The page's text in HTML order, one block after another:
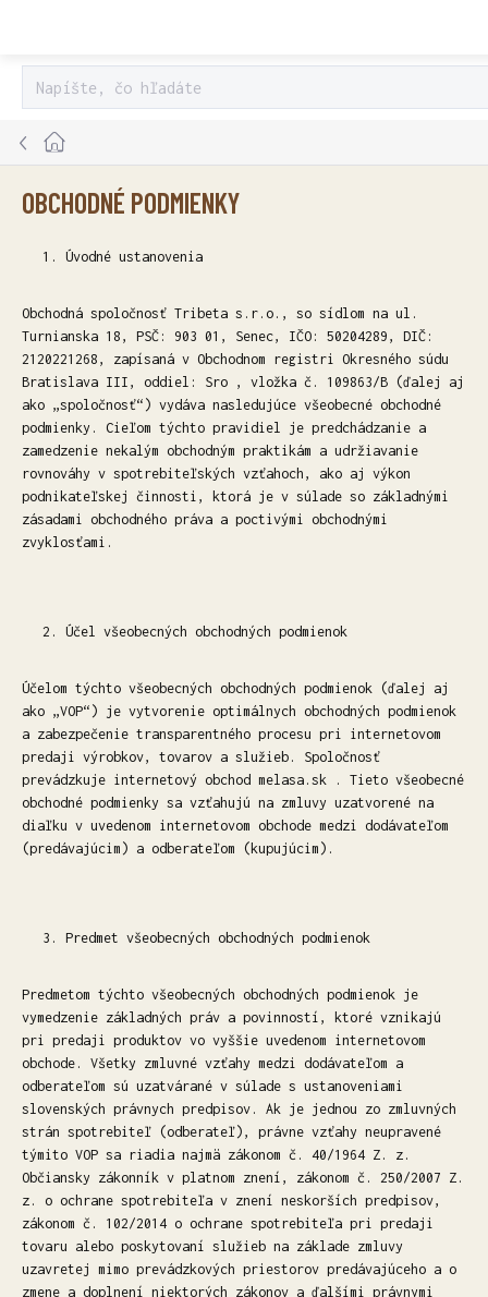
Domov
OBCHODNÉ PODMIENKY
Úvodné ustanovenia
Obchodná spoločnosť Tribeta s.r.o., so sídlom na ul.
Turnianska 18, PSČ: 903 01, Senec, IČO: 50204289, DIČ:
2120221268, zapísaná v Obchodnom registri Okresného súdu
Bratislava III, oddiel: Sro , vložka č. 109863/B (ďalej aj
ako „spoločnosť“) vydáva nasledujúce všeobecné obchodné
podmienky. Cieľom týchto pravidiel je predchádzanie a
zamedzenie nekalým obchodným praktikám a udržiavanie
rovnováhy v spotrebiteľských vzťahoch, ako aj výkon
podnikateľskej činnosti, ktorá je v súlade so základnými
zásadami obchodného práva a poctivými obchodnými
zvyklosťami.
Účel všeobecných obchodných podmienok
Účelom týchto všeobecných obchodných podmienok (ďalej aj
ako „VOP“) je vytvorenie optimálnych obchodných podmienok
a zabezpečenie transparentného procesu pri internetovom
predaji výrobkov, tovarov a služieb. Spoločnosť
prevádzkuje internetový obchod melasa.sk . Tieto všeobecné
obchodné podmienky sa vzťahujú na zmluvy uzatvorené na
diaľku v uvedenom internetovom obchode medzi dodávateľom
(predávajúcim) a odberateľom (kupujúcim).
Predmet všeobecných obchodných podmienok
Predmetom týchto všeobecných obchodných podmienok je
vymedzenie základných práv a povinností, ktoré vznikajú
pri predaji produktov vo vyššie uvedenom internetovom
obchode. Všetky zmluvné vzťahy medzi dodávateľom a
odberateľom sú uzatvárané v súlade s ustanoveniami
slovenských právnych predpisov. Ak je jednou zo zmluvných
strán spotrebiteľ (odberateľ), právne vzťahy neupravené
týmito VOP sa riadia najmä zákonom č. 40/1964 Z. z.
Občiansky zákonník v platnom znení, zákonom č. 250/2007 Z.
z. o ochrane spotrebiteľa v znení neskorších predpisov,
zákonom č. 102/2014 o ochrane spotrebiteľa pri predaji
tovaru alebo poskytovaní služieb na základe zmluvy
uzavretej mimo prevádzkových priestorov predávajúceho a o
zmene a doplnení niektorých zákonov a ďalšími právnymi